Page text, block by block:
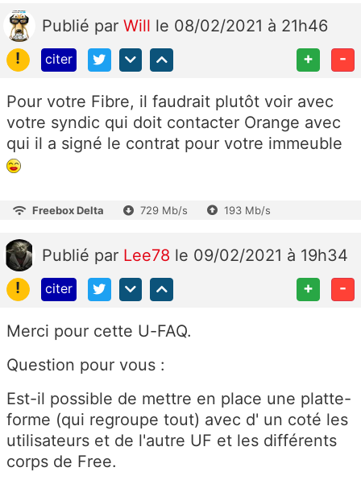
Publié par Will le 08/02/2021 à 21h46
!
citer + -
Pour votre Fibre, il faudrait plutôt voir avec
votre syndic qui doit contacter Orange avec
qui il a signé le contrat pour votre immeuble
Freebox Delta 729 Mb/s 193 Mb/s
Publié par Lee78 le 09/02/2021 à 19h34
!
citer + -
Merci pour cette U-FAQ.
Question pour vous :
Est-il possible de mettre en place une platte-
forme (qui regroupe tout) avec d' un coté les
utilisateurs et de l'autre UF et les différents
corps de Free.